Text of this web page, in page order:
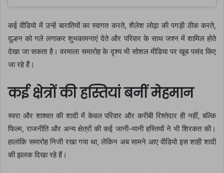
कई वीडियो में उन्हें बारातियों का स्वागत करते, शैलेश लोढ़ा की पगड़ी ठीक करते,
दुल्हन को गले लगाकर शुभकामनाएं देते और परिवार के साथ जश्न में शामिल होते
देखा जा सकता है। वरमाला समारोह के दृश्य भी सोशल मीडिया पर खूब पसंद किए
जा रहे हैं।
कई क्षेत्रों की हस्तियां बनीं मेहमान
स्वरा और शाश्वत की शादी में केवल परिवार और करीबी रिश्तेदार ही नहीं, बल्कि
फिल्म, राजनीति और अन्य क्षेत्रों की कई जानी-मानी हस्तियों ने भी शिरकत की।
हालांकि समारोह निजी रखा गया था, लेकिन अब सामने आए वीडियो इस शाही शादी
की झलक दिखा रहे हैं।